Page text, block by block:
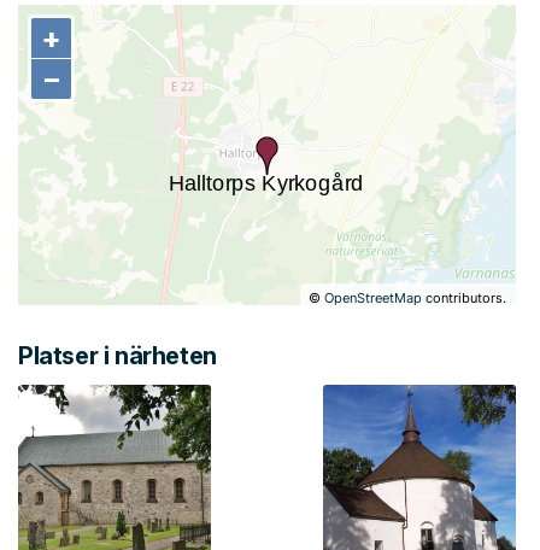
+
−
©OpenStreetMap contributors.
+
−
Platser i närheten